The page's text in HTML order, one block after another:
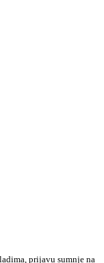
prijavu sumnje na